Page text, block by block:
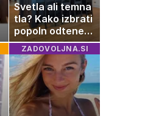
Svetla ali temna
tla? Kako izbrati
popoln odtenek
za vaš dom
ZADOVOLJNA.SI